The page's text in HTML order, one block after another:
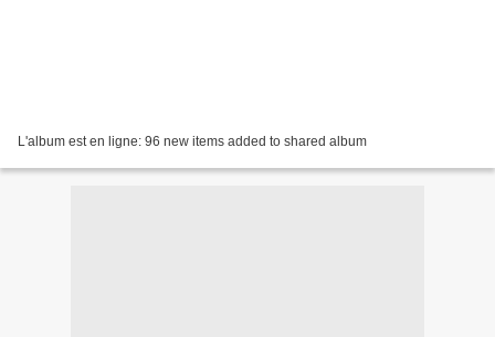
L'album est en ligne: 96 new items added to shared album